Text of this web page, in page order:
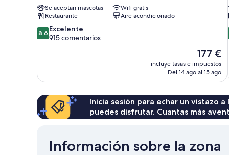
Se aceptan mascotas
Wifi gratis
Restaurante
Aire acondicionado
8.6
sobre
8,6 Excelente
915 comentarios
El
precio
actual
177 €
177 €
incluye tasas e impuestos
Del 14 ago al 15 ago
Inicia sesión para echar un vistazo
puedes disfrutar. Cuantas más
Información sobre la zona